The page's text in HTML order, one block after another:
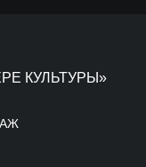
КУЛЬТУРЫ»